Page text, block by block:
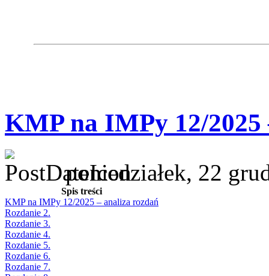
KMP na IMPy 12/2025
poniedziałek, 22
Spis treści
KMP na IMPy 12/2025 – analiza rozdań
Rozdanie 2.
Rozdanie 3.
Rozdanie 4.
Rozdanie 5.
Rozdanie 6.
Rozdanie 7.